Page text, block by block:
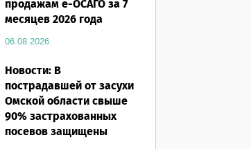
продажам е-ОСАГО за 7
месяцев 2026 года
06.08.2026
Новости: В
пострадавшей от засухи
Омской области свыше
90% застрахованных
посевов защищены